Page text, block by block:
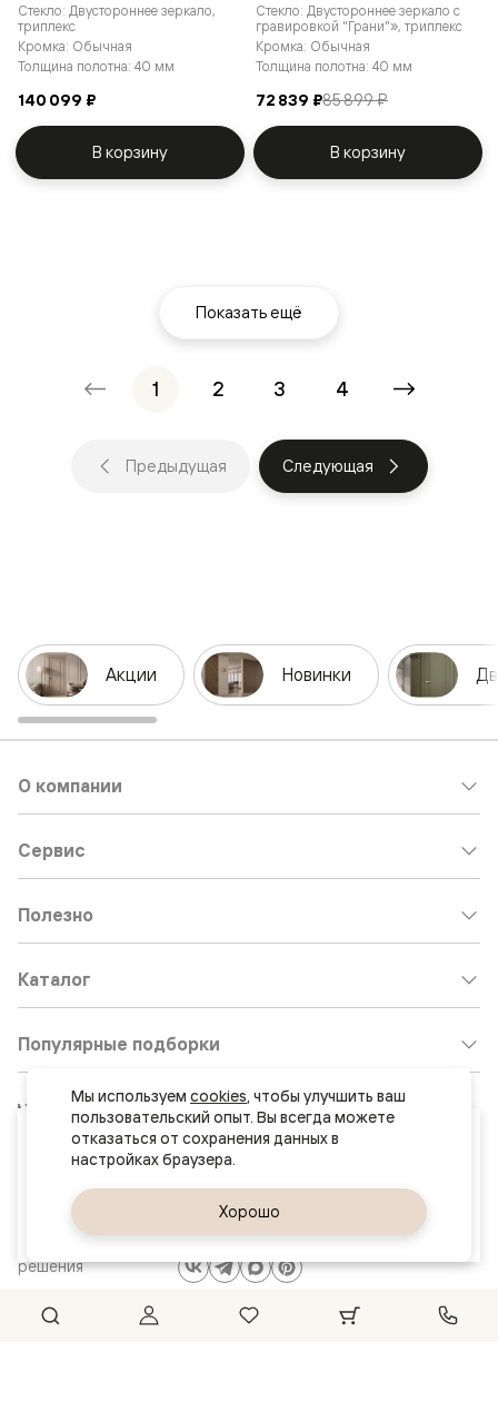
Ваш город
Стекло: Двустороннее зеркало,
триплекс
Кромка: Обычная
Толщина полотна: 40 мм
140 099 ₽
В корзину
Стекло: Двустороннее зеркало с
гравировкой "Грани"», триплекс
Кромка: Обычная
Толщина полотна: 40 мм
72 839 ₽85 899 ₽
В корзину
Показать ещё
1 2 3 4
Предыдущая Следующая
Акции Новинки
решения
О компании
Сервис
Полезно
Каталог
Популярные подборки
Клиентский центр: 8 800 511 30 95
Почта по общим вопросам:
8800@volhovez.natm.ru
Обратный звонок
Сайт не является публичной офертой
Мы используем cookies, чтобы улучшить ваш
пользовательский опыт. Вы всегда можете
отказаться от сохранения данных в
Хорошо